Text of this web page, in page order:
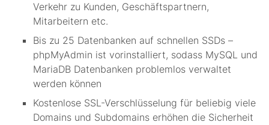
Verkehr zu Kunden, Geschäftspartnern,
Mitarbeitern etc.
Bis zu 25 Datenbanken auf schnellen SSDs –
phpMyAdmin ist vorinstalliert, sodass MySQL und
MariaDB Datenbanken problemlos verwaltet
werden können
Kostenlose SSL-Verschlüsselung für beliebig viele
Domains und Subdomains erhöhen die Sicherheit